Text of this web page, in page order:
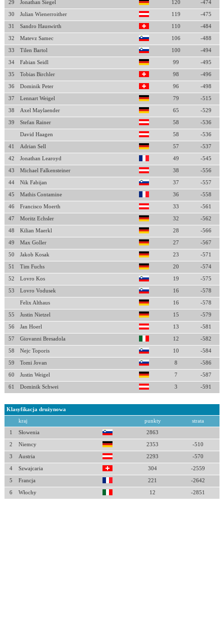
29 Jonathan Siegel 120 -474
30 Julian Wienerroither 119 -475
31 Sandro Hauswirth 110 -484
32 Matevz Samec 106 -488
33 Tilen Bartol 100 -494
34 Fabian Seidl 99 -495
35 Tobias Birchler 98 -496
36 Dominik Peter 96 -498
37 Lennart Weigel 79 -515
38 Axel Maylaender 65 -529
39 Stefan Rainer 58 -536
David Haagen 58 -536
41 Adrian Sell 57 -537
42 Jonathan Learoyd 49 -545
43 Michael Falkensteiner 38 -556
44 Nik Fabijan 37 -557
45 Mathis Contamine 36 -558
46 Francisco Moerth 33 -561
47 Moritz Echsler 32 -562
48 Kilian Maerkl 28 -566
49 Max Goller 27 -567
50 Jakob Kosak 23 -571
51 Tim Fuchs 20 -574
52 Lovro Kos 19 -575
53 Lovro Vodusek 16 -578
Felix Althaus 16 -578
55 Justin Nietzel 15 -579
56 Jan Hoerl 13 -581
57 Giovanni Bresadola 12 -582
58 Nejc Toporis 10 -584
59 Tomi Jovan 8 -586
60 Justin Weigel 7 -587
61 Dominik Schwei 3 -591
Klasyfikacja drużynowa
kraj punkty strata
1 Słowenia 2863
2 Niemcy 2353 -510
3 Austria 2293 -570
4 Szwajcaria 304 -2559
5 Francja 221 -2642
6 Włochy 12 -2851